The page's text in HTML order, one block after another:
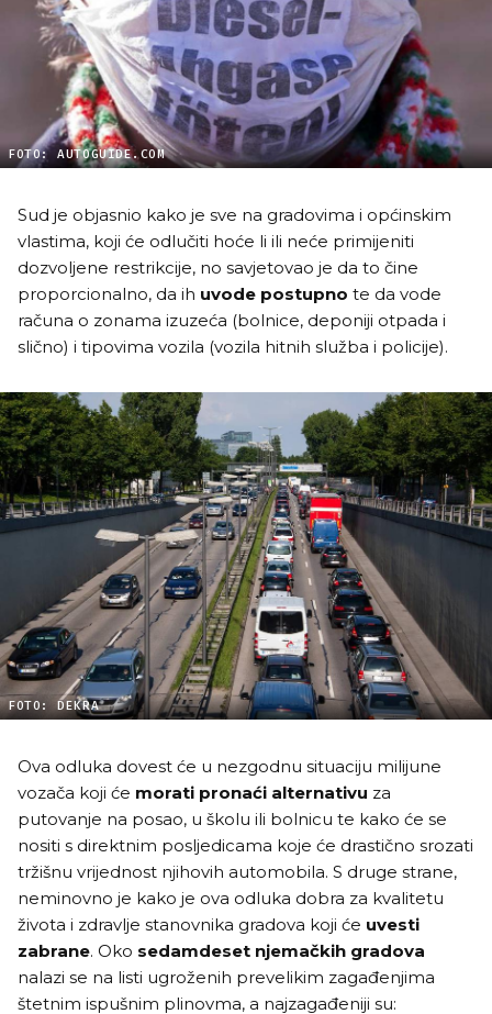
FOTO: AUTOGUIDE.COM
Sud je objasnio kako je sve na gradovima i općinskim
vlastima, koji će odlučiti hoće li ili neće primijeniti
dozvoljene restrikcije, no savjetovao je da to čine
proporcionalno, da ih uvode postupno te da vode
računa o zonama izuzeća (bolnice, deponiji otpada i
slično) i tipovima vozila (vozila hitnih služba i policije).
FOTO: DEKRA
Ova odluka dovest će u nezgodnu situaciju milijune
vozača koji će morati pronaći alternativu za
putovanje na posao, u školu ili bolnicu te kako će se
nositi s direktnim posljedicama koje će drastično srozati
tržišnu vrijednost njihovih automobila. S druge strane,
neminovno je kako je ova odluka dobra za kvalitetu
života i zdravlje stanovnika gradova koji će uvesti
zabrane. Oko sedamdeset njemačkih gradova
nalazi se na listi ugroženih prevelikim zagađenjima
štetnim ispušnim plinovma, a najzagađeniji su: